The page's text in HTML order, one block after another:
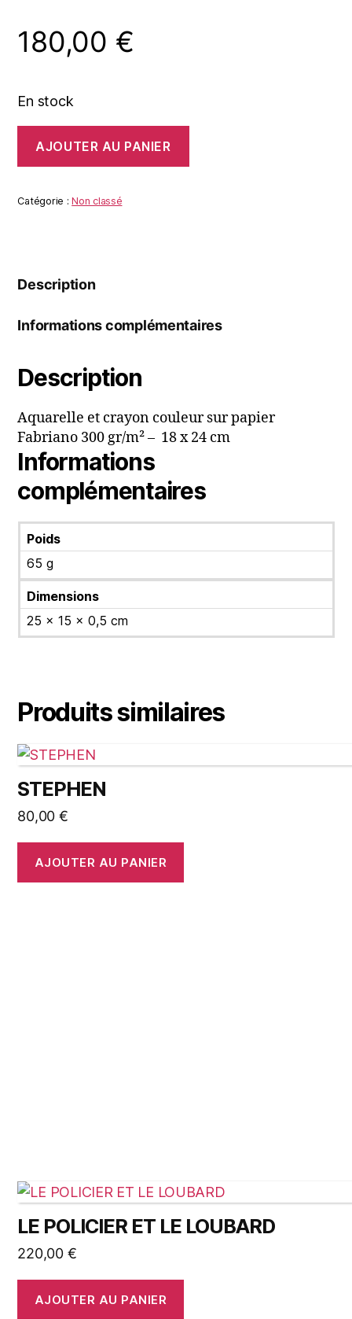
180,00 €
En stock
D'après
morto
sorretto
Giovanni
N/B
AJOUTER AU PANIER
Catégorie :Non classé
Description
Informations complémentaires
Description
Aquarelle et crayon couleur sur papier
Fabriano 300 gr/m² – 18 x 24 cm
Informations
complémentaires
Poids
65 g
Dimensions
25 × 15 × 0,5 cm
Produits similaires
STEPHEN
80,00 €
AJOUTER AU PANIER
LE POLICIER ET LE LOUBARD
220,00 €
AJOUTER AU PANIER